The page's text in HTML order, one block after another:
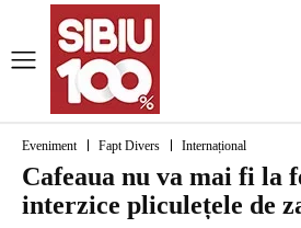
Eveniment Fapt Divers Internațional
Cafeaua nu va mai fi la
interzice pliculețele de